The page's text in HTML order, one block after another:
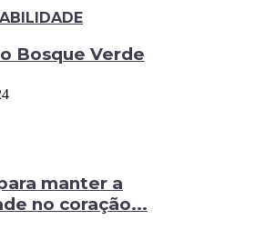
Bosque Verde
manter a
no coração...